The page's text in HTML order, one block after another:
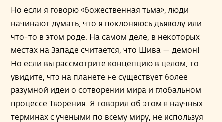
Но если я говорю «божественная тьма», люди
начинают думать, что я поклоняюсь дьяволу или
что-то в этом роде. На самом деле, в некоторых
местах на Западе считается, что Шива — демон!
Но если вы рассмотрите концепцию в целом, то
увидите, что на планете не существует более
разумной идеи о сотворении мира и глобальном
процессе Творения. Я говорил об этом в научных
терминах с учеными по всему миру, не используя